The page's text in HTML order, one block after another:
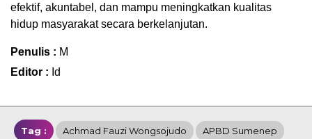
efektif, akuntabel, dan mampu meningkatkan kualitas
hidup masyarakat secara berkelanjutan.
Penulis : M
Editor : Id
Tag : Achmad Fauzi Wongsojudo APBD Sumenep